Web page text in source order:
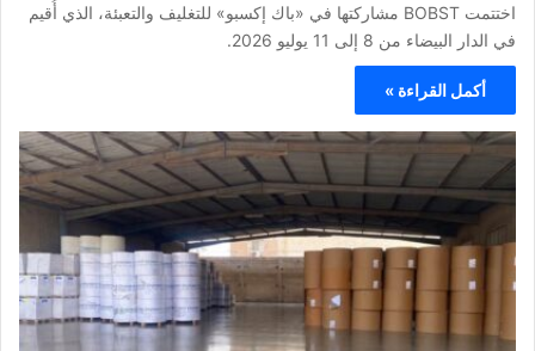
اختتمت BOBST مشاركتها في «باك إكسبو» للتغليف والتعبئة، الذي أُقيم
في الدار البيضاء من 8 إلى 11 يوليو 2026.
أكمل القراءة »